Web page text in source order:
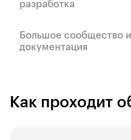
разработка
необходимое для создания
любой сложности.
Большое сообщество и
документация
Как проходит